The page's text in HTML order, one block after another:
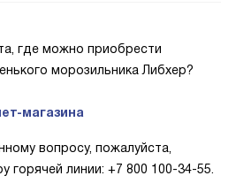
где можно приобрести
морозильника Либхер?
магазина
вопросу, пожалуйста,
горячей линии: +7 800 100-34-55.